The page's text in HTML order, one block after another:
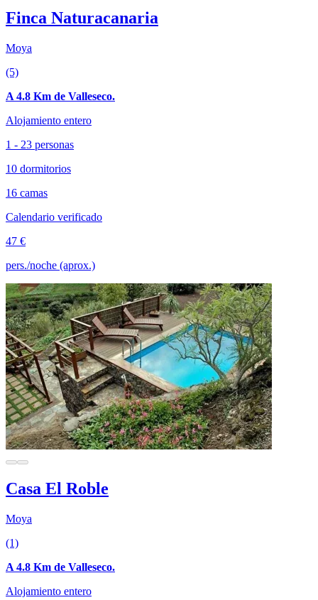
Finca Naturacanaria
Moya
(5)
A 4.8 Km de Valleseco.
Alojamiento entero
1 - 23 personas
10 dormitorios
16 camas
Calendario verificado
47 €
pers./noche (aprox.)
Casa El Roble
Moya
(1)
A 4.8 Km de Valleseco.
Alojamiento entero